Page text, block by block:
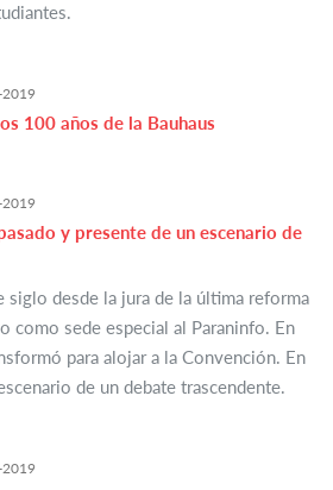
100 años de la Bauhaus
y presente de un escenario de
siglo desde la jura de la última reforma
como sede especial al Paraninfo. En
para alojar a la Convención. En
de un debate trascendente.